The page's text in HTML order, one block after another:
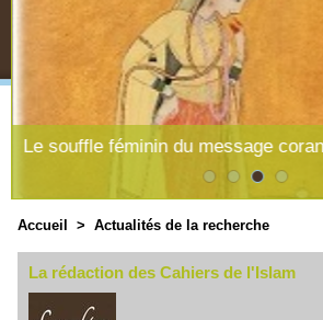
Le souffle féminin du message
Accueil > Actualités de la recherche
La rédaction des Cahiers de l'Islam